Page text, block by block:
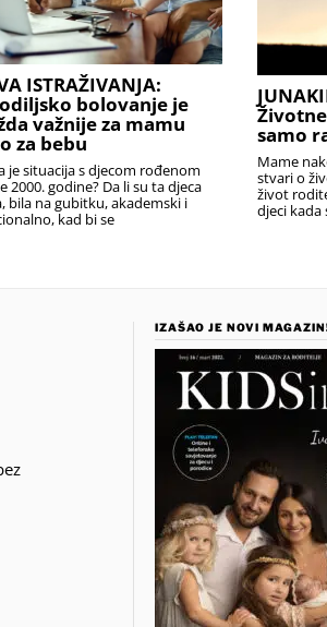
ISTRAŽIVANJA:
bolovanje je
važnije za mamu
za bebu
je situacija s djecom rođenom
2000. godine? Da li su ta djeca
bila na gubitku, akademski i
kad bi se
samo
Mame
stvari o
život
djeci kada
IZAŠAO JE NOVI